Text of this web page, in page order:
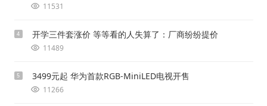
11531
4 开学三件套涨价 等等看的人失算了：厂商纷纷提价
11489
5 3499元起 华为首款RGB-MiniLED电视开售
11266